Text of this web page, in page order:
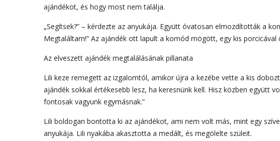
ajándékot, és hogy most nem találja.
„Segítsek?” – kérdezte az anyukája. Együtt óvatosan elmozdították a
Megtaláltam!” Az ajándék ott lapult a komód mögött, egy kis porcicával
Az elveszett ajándék megtalálásának pillanata
Lili keze remegett az izgalomtól, amikor újra a kezébe vette a kis
ajándék sokkal értékesebb lesz, ha keresnünk kell. Hisz közben együtt
fontosak vagyunk egymásnak.”
Lili boldogan bontotta ki az ajándékot, ami nem volt más, mint egy
anyukája. Lili nyakába akasztotta a medált, és megölelte szüleit.